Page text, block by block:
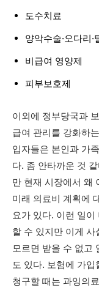
도수치료
양악수술·오다리·
비급여 영양제
피부보호제
이외에 정부당국과
급여 관리를 강화하
입자들은 본인과 가
다. 좀 안타까운 것
만 현재 시장에서 왜
미래 의료비 계획에
요가 있다. 이런 일
할 수 있지만 이게
모르면 받을 수 없고
도 있다. 보험에 가
청구할 때는 과잉의